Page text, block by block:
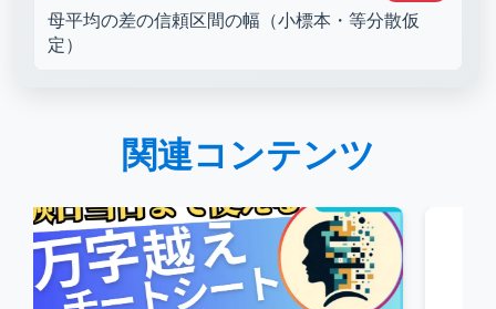
母平均の差の信頼区間の幅（小標本・等分散仮
定）
関連コンテンツ